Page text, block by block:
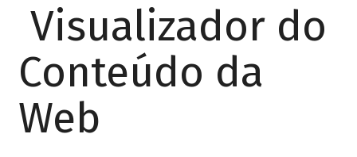
Visualizador do
Conteúdo da
Web